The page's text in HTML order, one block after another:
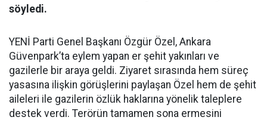
söyledi.
YENİ Parti Genel Başkanı Özgür Özel, Ankara
Güvenpark’ta eylem yapan er şehit yakınları ve
gazilerle bir araya geldi. Ziyaret sırasında hem süreç
yasasına ilişkin görüşlerini paylaşan Özel hem de şehit
aileleri ile gazilerin özlük haklarına yönelik taleplere
destek verdi. Terörün tamamen sona ermesini